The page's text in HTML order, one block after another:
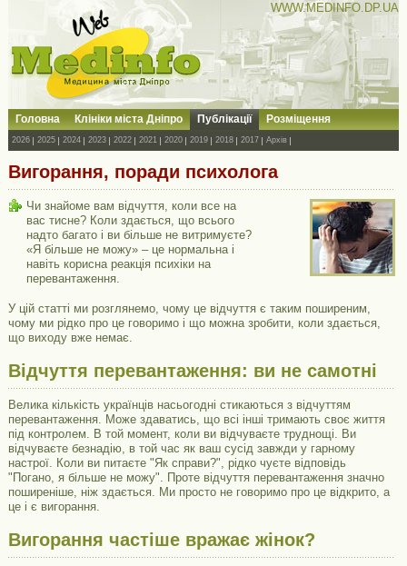
WWW.MEDINFO.DP.UA
Головна Клініки міста Дніпро Публікації Розміщення
2026 2025 2024 2023 2022 2021 2020 2019 2018 2017 Архів
Вигорання, поради психолога
Чи знайоме вам відчуття, коли все на
вас тисне? Коли здається, що всього
надто багато і ви більше не витримуєте?
«Я більше не можу» – це нормальна і
навіть корисна реакція психіки на
перевантаження.
У цій статті ми розглянемо, чому це відчуття є таким поширеним,
чому ми рідко про це говоримо і що можна зробити, коли здається,
що виходу вже немає.
Відчуття перевантаження: ви не самотні
Велика кількість українців насьогодні стикаються з відчуттям
перевантаження. Може здаватись, що всі інші тримають своє життя
під контролем. В той момент, коли ви відчуваєте труднощі. Ви
відчуваєте безнадію, в той час як ваш сусід завжди у гарному
настрої. Коли ви питаєте "Як справи?", рідко чуєте відповідь
"Погано, я більше не можу". Проте відчуття перевантаження значно
поширеніше, ніж здається. Ми просто не говоримо про це відкрито, а
це і є вигорання.
Вигорання частіше вражає жінок?